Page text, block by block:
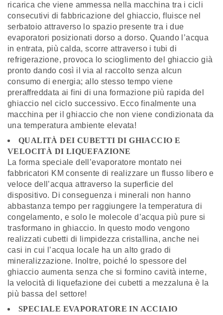
ricarica che viene ammessa nella macchina tra i cicli
consecutivi di fabbricazione del ghiaccio, fluisce nel
serbatoio attraverso lo spazio presente tra i due
evaporatori posizionati dorso a dorso. Quando l’acqua
in entrata, più calda, scorre attraverso i tubi di
refrigerazione, provoca lo scioglimento del ghiaccio già
pronto dando così il via al raccolto senza alcun
consumo di energia; allo stesso tempo viene
preraffreddata ai fini di una formazione più rapida del
ghiaccio nel ciclo successivo. Ecco finalmente una
macchina per il ghiaccio che non viene condizionata da
una temperatura ambiente elevata!
QUALITÀ DEI CUBETTI DI GHIACCIO E
VELOCITÀ DI LIQUEFAZIONE
La forma speciale dell’evaporatore montato nei
fabbricatori KM consente di realizzare un flusso libero e
veloce dell’acqua attraverso la superficie del
dispositivo. Di conseguenza i minerali non hanno
abbastanza tempo per raggiungere la temperatura di
congelamento, e solo le molecole d’acqua più pure si
trasformano in ghiaccio. In questo modo vengono
realizzati cubetti di limpidezza cristallina, anche nei
casi in cui l’acqua locale ha un alto grado di
mineralizzazione. Inoltre, poiché lo spessore del
ghiaccio aumenta senza che si formino cavità interne,
la velocità di liquefazione dei cubetti a mezzaluna è la
più bassa del settore!
SPECIALE EVAPORATORE IN ACCIAIO